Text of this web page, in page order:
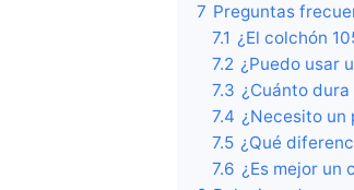
7 Preguntas
7.1 ¿El colchón
7.2 ¿Puedo usar
7.3 ¿Cuánto
7.4 ¿Necesito un
7.5 ¿Qué
7.6 ¿Es mejor un